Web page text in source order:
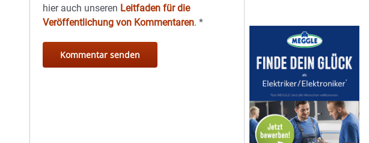
hier auch unseren Leitfaden für die
Veröffentlichung von Kommentaren.*